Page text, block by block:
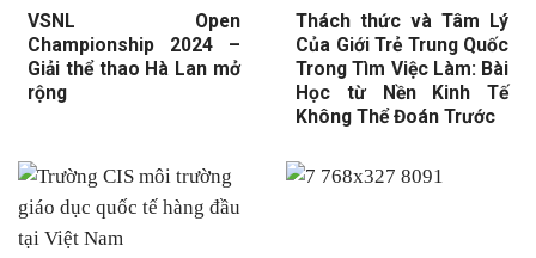
VSNL Open
Championship 2024 –
Giải thể thao Hà Lan mở
rộng
Thách thức và Tâm Lý
Của Giới Trẻ Trung Quốc
Trong Tìm Việc Làm: Bài
Học từ Nền Kinh Tế
Không Thể Đoán Trước